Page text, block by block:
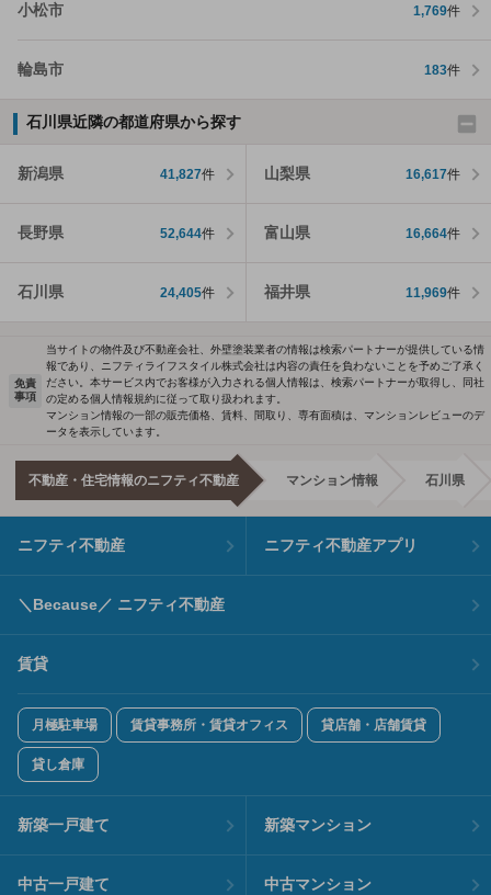
小松市 1,769件
輪島市 183件
石川県近隣の都道府県から探す
新潟県 41,827件 山梨県 16,617件
長野県 52,644件 富山県 16,664件
石川県 24,405件 福井県 11,969件
免責
事項
当サイトの物件及び不動産会社、外壁塗装業者の情報は検索パートナーが提供している情
報であり、ニフティライフスタイル株式会社は内容の責任を負わないことを予めご了承く
ださい。本サービス内でお客様が入力される個人情報は、検索パートナーが取得し、同社
の定める個人情報規約に従って取り扱われます。
マンション情報の一部の販売価格、賃料、間取り、専有面積は、マンションレビューのデ
ータを表示しています。
不動産・住宅情報のニフティ不動産 マンション情報 石川県
ニフティ不動産 ニフティ不動産アプリ
＼Because／ ニフティ不動産
賃貸
月極駐車場 賃貸事務所・賃貸オフィス 貸店舗・店舗賃貸
貸し倉庫
新築一戸建て 新築マンション
中古一戸建て 中古マンション